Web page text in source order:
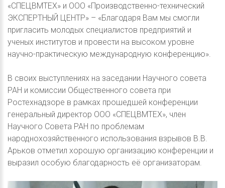
«СПЕЦВМТЕХ» и ООО «Производственно-технический
ЭКСПЕРТНЫЙ ЦЕНТР» – «Благодаря Вам мы смогли
пригласить молодых специалистов предприятий и
ученых институтов и провести на высоком уровне
научно-практическую международную конференцию».
В своих выступлениях на заседании Научного совета
РАН и комиссии Общественного совета при
Ростехнадзоре в рамках прошедшей конференции
генеральный директор ООО «СПЕЦВМТЕХ», член
Научного Совета РАН по проблемам
народнохозяйственного использования взрывов В.В.
Арьков отметил хорошую организацию конференции и
выразил особую благодарность её организаторам.